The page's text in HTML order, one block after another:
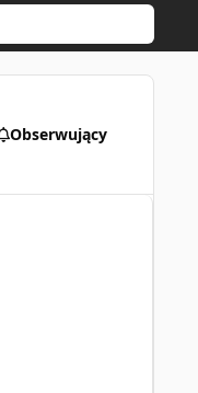
Obserwujący